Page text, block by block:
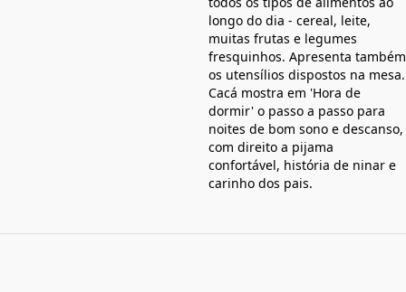
longo do dia - cereal, leite,
muitas frutas e legumes
fresquinhos. Apresenta também
os utensílios dispostos na mesa.
Cacá mostra em 'Hora de
dormir' o passo a passo para
noites de bom sono e descanso,
com direito a pijama
confortável, história de ninar e
carinho dos pais.